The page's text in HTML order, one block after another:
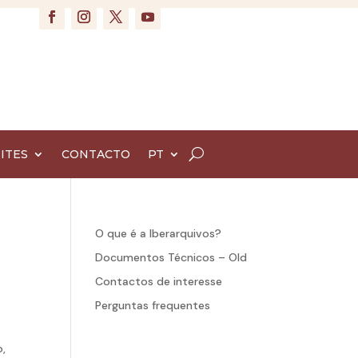
CONTACTO PT
O que é a Iberarquivos?
Documentos Técnicos – Old
Contactos de interesse
Perguntas frequentes